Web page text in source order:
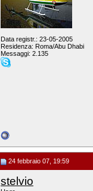
Data registr.: 23-05-2005
Residenza: Roma/Abu Dhabi
Messaggi: 2.135
24 febbraio 07, 19:59
stelvio